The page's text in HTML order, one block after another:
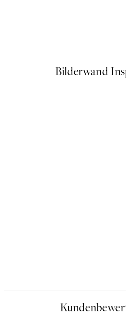
Bilderwand